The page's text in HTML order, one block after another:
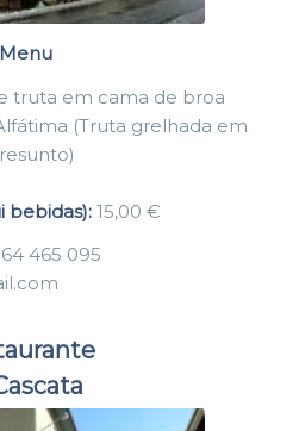
Menu
truta em cama de broa
(Truta grelhada em
bebidas):15,00 €
465 095